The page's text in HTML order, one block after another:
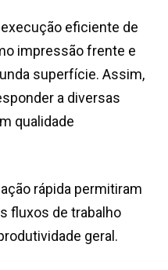
eficiente de
impressão frente e
superfície. Assim,
a diversas
qualidade
rápida permitiram
fluxos de trabalho
geral.